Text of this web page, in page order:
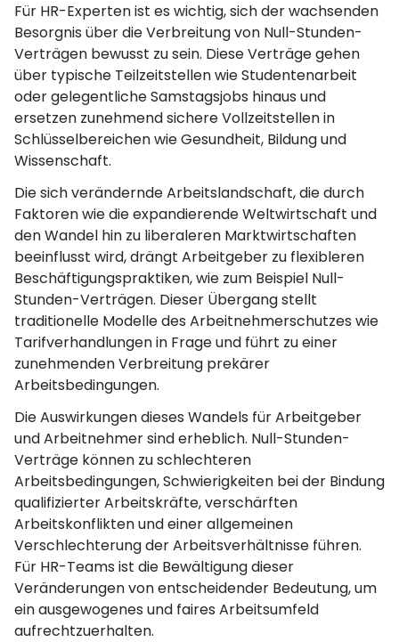
Für HR-Experten ist es wichtig, sich der wachsenden
Besorgnis über die Verbreitung von Null-Stunden-
Verträgen bewusst zu sein. Diese Verträge gehen
über typische Teilzeitstellen wie Studentenarbeit
oder gelegentliche Samstagsjobs hinaus und
ersetzen zunehmend sichere Vollzeitstellen in
Schlüsselbereichen wie Gesundheit, Bildung und
Wissenschaft.
Die sich verändernde Arbeitslandschaft, die durch
Faktoren wie die expandierende Weltwirtschaft und
den Wandel hin zu liberaleren Marktwirtschaften
beeinflusst wird, drängt Arbeitgeber zu flexibleren
Beschäftigungspraktiken, wie zum Beispiel Null-
Stunden-Verträgen. Dieser Übergang stellt
traditionelle Modelle des Arbeitnehmerschutzes wie
Tarifverhandlungen in Frage und führt zu einer
zunehmenden Verbreitung prekärer
Arbeitsbedingungen.
Die Auswirkungen dieses Wandels für Arbeitgeber
und Arbeitnehmer sind erheblich. Null-Stunden-
Verträge können zu schlechteren
Arbeitsbedingungen, Schwierigkeiten bei der Bindung
qualifizierter Arbeitskräfte, verschärften
Arbeitskonflikten und einer allgemeinen
Verschlechterung der Arbeitsverhältnisse führen.
Für HR-Teams ist die Bewältigung dieser
Veränderungen von entscheidender Bedeutung, um
ein ausgewogenes und faires Arbeitsumfeld
aufrechtzuerhalten.